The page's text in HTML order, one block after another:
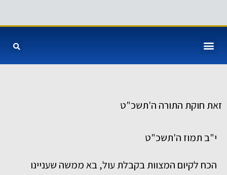
זאת חוקת התורה ה'תשכ"ט
י"ב תמוז ה'תשכ"ט
הכח לקיום המצוות בקבלת עול, בא ממשה שעניינו